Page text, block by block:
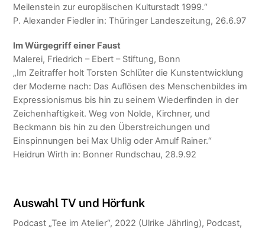
Meilenstein zur europäischen Kulturstadt 1999.“
P. Alexander Fiedler in: Thüringer Landeszeitung, 26.6.97
Im Würgegriff einer Faust
Malerei, Friedrich – Ebert – Stiftung, Bonn
„Im Zeitraffer holt Torsten Schlüter die Kunstentwicklung
der Moderne nach: Das Auflösen des Menschenbildes im
Expressionismus bis hin zu seinem Wiederfinden in der
Zeichenhaftigkeit. Weg von Nolde, Kirchner, und
Beckmann bis hin zu den Überstreichungen und
Einspinnungen bei Max Uhlig oder Arnulf Rainer.“
Heidrun Wirth in: Bonner Rundschau, 28.9.92
Auswahl TV und Hörfunk
Podcast „Tee im Atelier“, 2022 (Ulrike Jährling), Podcast,